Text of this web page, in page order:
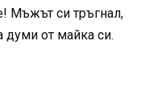
Мъжът си тръгнал,
думи от майка си.